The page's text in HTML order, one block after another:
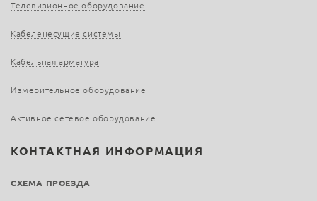
Телевизионное оборудование
Кабеленесущие системы
Кабельная арматура
Измерительное оборудование
Активное сетевое оборудование
КОНТАКТНАЯ ИНФОРМАЦИЯ
СХЕМА ПРОЕЗДА